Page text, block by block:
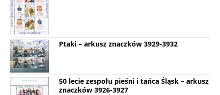
Ptaki – arkusz znaczków 3929-3932
50 lecie zespołu pieśni i tańca Śląsk – arkusz
znaczków 3926-3927